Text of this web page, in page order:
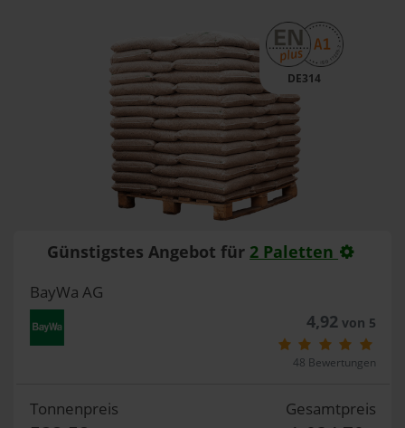
DE314
Günstigstes Angebot für 2 Paletten
BayWa AG
4,92von 5
48 Bewertungen
Tonnenpreis Gesamtpreis